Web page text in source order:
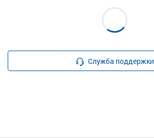
Служба поддержки